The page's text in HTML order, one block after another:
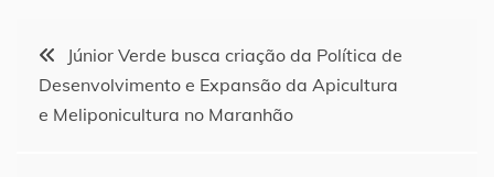
Navegação
de
Júnior Verde busca criação da Política de
Desenvolvimento e Expansão da Apicultura
e Meliponicultura no Maranhão